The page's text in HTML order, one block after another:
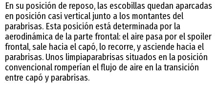
En su posición de reposo, las escobillas quedan aparcadas
en posición casi vertical junto a los montantes del
parabrisas. Esta posición está determinada por la
aerodinámica de la parte frontal: el aire pasa por el spoiler
frontal, sale hacia el capó, lo recorre, y asciende hacia el
parabrisas. Unos limpiaparabrisas situados en la posición
convencional romperían el flujo de aire en la transición
entre capó y parabrisas.